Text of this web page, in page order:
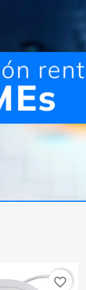
favorite_border